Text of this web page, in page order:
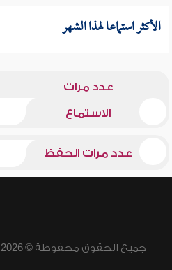
الأكثر استماعا لهذا الشهر
عدد مرات
الاستماع
عدد مرات الحفظ
جميع الحقوق محفوظة © 2026 - 1998 لشبكة إسلام ويب